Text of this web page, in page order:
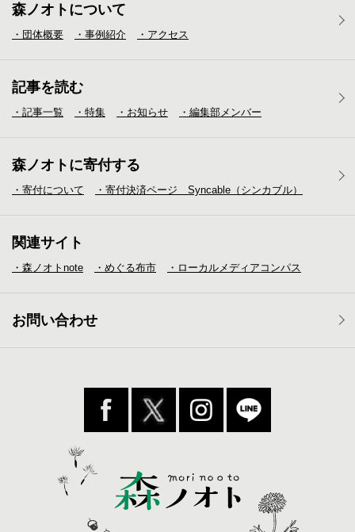
森ノオトについて
・団体概要 ・事例紹介 ・アクセス
記事を読む
・記事一覧 ・特集 ・お知らせ ・編集部メンバー
森ノオトに寄付する
・寄付について ・寄付決済ページ Syncable（シンカブル）
関連サイト
・森ノオトnote ・めぐる布市 ・ローカルメディア コンパス
お問い合わせ